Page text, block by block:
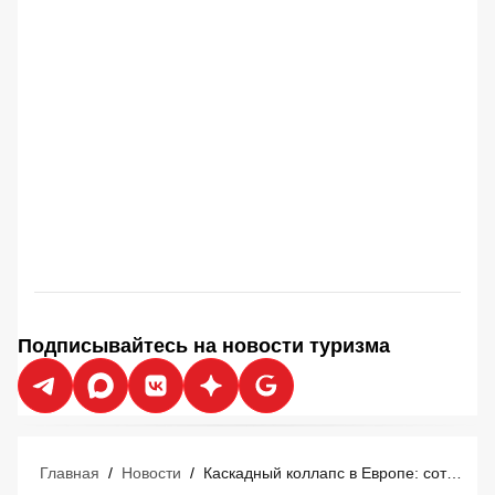
Подписывайтесь на новости туризма
Главная / Новости / Каскадный коллапс в Европе: сотни рейсов отменены и задержаны